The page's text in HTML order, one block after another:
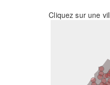
Cliquez sur une